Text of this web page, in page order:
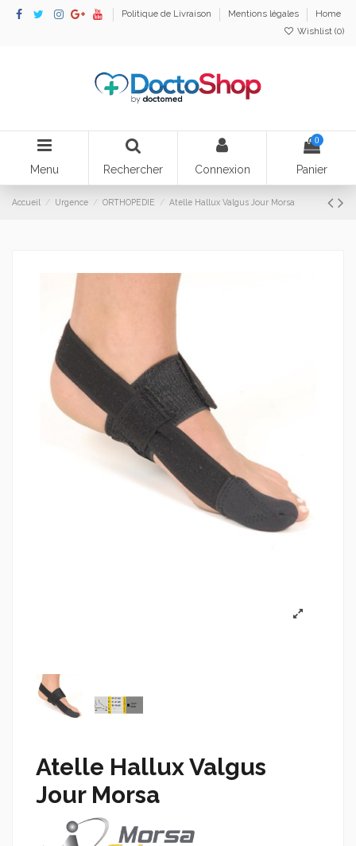
Politique de Livraison Mentions légales
Home
Wishlist (0)
Menu Rechercher Connexion
0
Panier
Accueil Urgence ORTHOPEDIE Atelle Hallux Valgus Jour Morsa
Atelle Hallux Valgus
Jour Morsa